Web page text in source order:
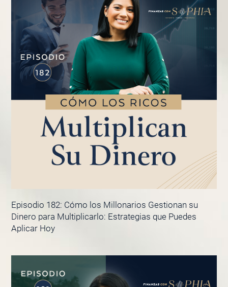
Episodio 182: Cómo los Millonarios Gestionan su
Dinero para Multiplicarlo: Estrategias que Puedes
Aplicar Hoy